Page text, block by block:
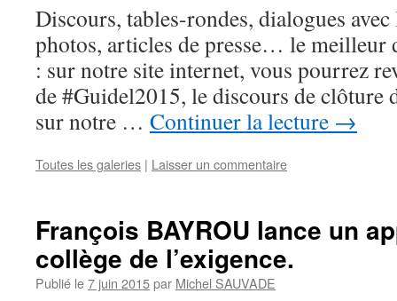
Discours, tables-rondes, dialogues
photos, articles de presse… le meilleur
: sur notre site internet, vous pourrez
de #Guidel2015, le discours de clôture
sur notre … Continuer la lecture →
Toutes les galeries | Laisser un commentaire
François BAYROU lance un
collège de l’exigence.
Publié le7 juin 2015par Michel SAUVADE